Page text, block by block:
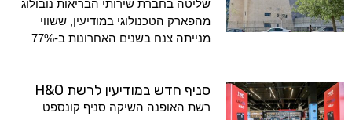
שליטה בחברת שירותי הבריאות נובולוג
מהפארק הטכנולוגי במודיעין, ששווי
מנייתה צנח בשנים האחרונות ב-77%
סניף חדש במודיעין לרשת H&O
רשת האופנה השיקה סניף קונספט